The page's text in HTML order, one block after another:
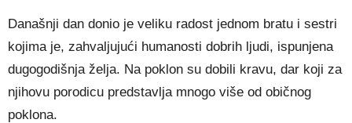
Današnji dan donio je veliku radost jednom bratu i sestri
kojima je, zahvaljujući humanosti dobrih ljudi, ispunjena
dugogodišnja želja. Na poklon su dobili kravu, dar koji za
njihovu porodicu predstavlja mnogo više od običnog
poklona.